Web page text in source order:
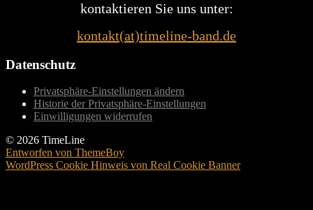
kontaktieren Sie uns unter:
kontakt(at)timeline-band.de
Datenschutz
Privatsphäre-Einstellungen ändern
Historie der Privatsphäre-Einstellungen
Einwilligungen widerrufen
© 2026 TimeLine
Entworfen von ThemeBoy
WordPress Cookie Hinweis von Real Cookie Banner